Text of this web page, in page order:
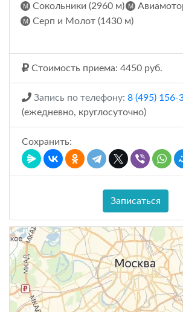
Сокольники (2960 м)
Серп и Молот (1430 м)
Стоимость приема: 4450 руб.
Запись по телефону: 8 (495) 156-
(ежедневно, круглосуточно)
Сохранить:
Записаться